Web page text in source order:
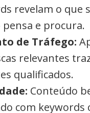
revelam o que
e procura.
de Tráfego:
relevantes
qualificados.
Conteúdo
com keywords